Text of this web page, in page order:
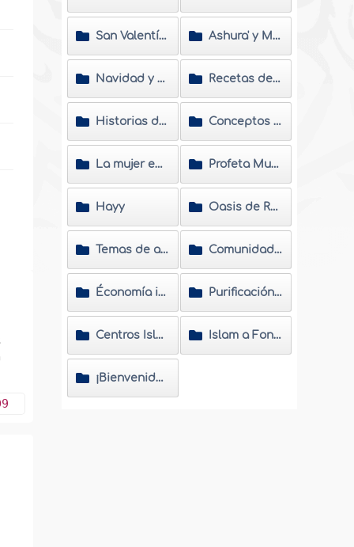
San Valentín y Carnavales Ashura' y Muharram
Navidad y Año Nuevo Recetas de cocina
Historias de nuevas musulmanas Conceptos erróneos
La mujer en el Islam Profeta Muhammad
Hayy Oasis de Ramadán
Temas de actualidad Comunidades musulmanas
Économía islámica Purificación del alma
Centros Islámicos Islam a Fondo
¡Bienvenido al Islam!